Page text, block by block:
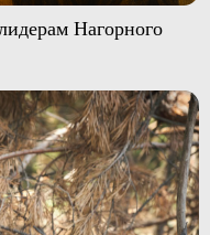
Нагорного